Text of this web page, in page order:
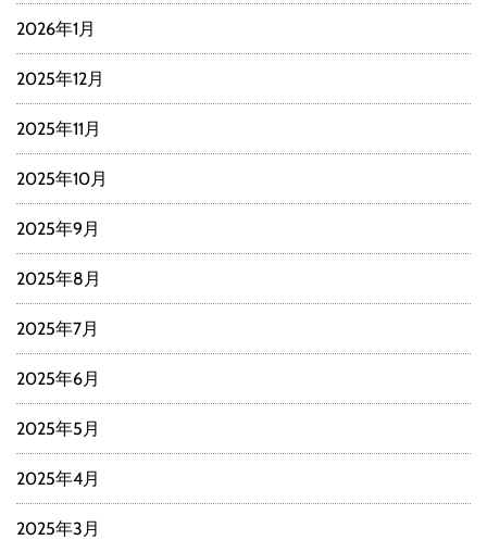
2026年1月
2025年12月
2025年11月
2025年10月
2025年9月
2025年8月
2025年7月
2025年6月
2025年5月
2025年4月
2025年3月